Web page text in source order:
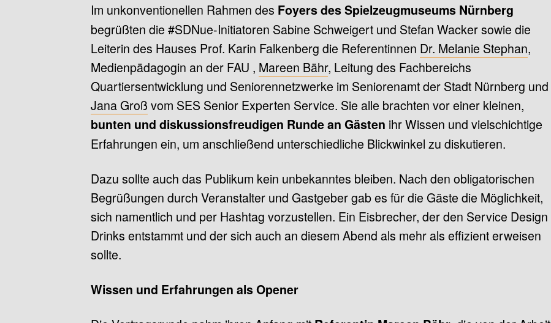
Im unkonventionellen Rahmen des Foyers des Spielzeugmuseums Nürnberg
begrüßten die #SDNue-Initiatoren Sabine Schweigert und Stefan Wacker sowie die
Leiterin des Hauses Prof. Karin Falkenberg die Referentinnen Dr. Melanie Stephan,
Medienpädagogin an der FAU , Mareen Bähr, Leitung des Fachbereichs
Quartiersentwicklung und Seniorennetzwerke im Seniorenamt der Stadt Nürnberg und
Jana Groß vom SES Senior Experten Service. Sie alle brachten vor einer kleinen,
bunten und diskussionsfreudigen Runde an Gästen ihr Wissen und vielschichtige
Erfahrungen ein, um anschließend unterschiedliche Blickwinkel zu diskutieren.
Dazu sollte auch das Publikum kein unbekanntes bleiben. Nach den obligatorischen
Begrüßungen durch Veranstalter und Gastgeber gab es für die Gäste die Möglichkeit,
sich namentlich und per Hashtag vorzustellen. Ein Eisbrecher, der den Service Design
Drinks entstammt und der sich auch an diesem Abend als mehr als effizient erweisen
sollte.
Wissen und Erfahrungen als Opener